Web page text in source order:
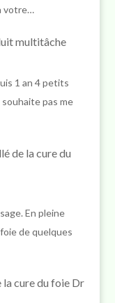
votre…
multitâche
1 an 4 petits
pas me
de la cure du
En pleine
de quelques
cure du foie Dr